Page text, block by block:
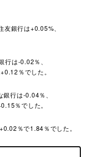
銀行は+0.05%、
行は-0.02％、
％でした。
行は-0.04％、
％でした。
％で1.84％でした。